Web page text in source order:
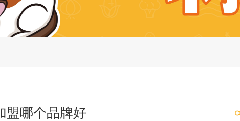
盟哪个品牌好